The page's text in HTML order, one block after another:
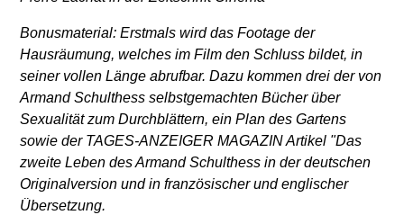
Bonusmaterial: Erstmals wird das Footage der
Hausräumung, welches im Film den Schluss bildet, in
seiner vollen Länge abrufbar. Dazu kommen drei der von
Armand Schulthess selbstgemachten Bücher über
Sexualität zum Durchblättern, ein Plan des Gartens
sowie der TAGES-ANZEIGER MAGAZIN Artikel "Das
zweite Leben des Armand Schulthess in der deutschen
Originalversion und in französischer und englischer
Übersetzung.